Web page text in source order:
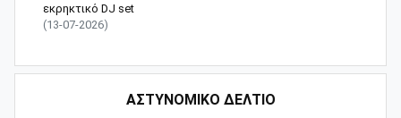
εκρηκτικό DJ set
(13-07-2026)
ΑΣΤΥΝΟΜΙΚΟ ΔΕΛΤΙΟ